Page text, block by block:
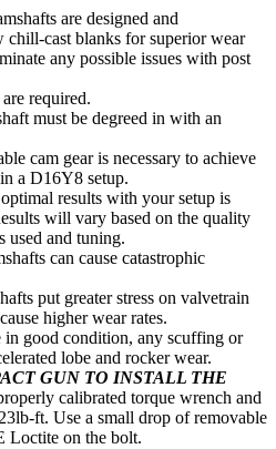
are designed and
chill-cast blanks for superior wear
any possible issues with post
required.
must be degreed in with an
cam gear is necessary to achieve
a D16Y8 setup.
results with your setup is
will vary based on the quality
used and tuning.
can cause catastrophic
put greater stress on valvetrain
higher wear rates.
in good condition, any scuffing or
lobe and rocker wear.
GUN TO INSTALL THE
calibrated torque wrench and
ft. Use a small drop of removable
Loctite on the bolt.